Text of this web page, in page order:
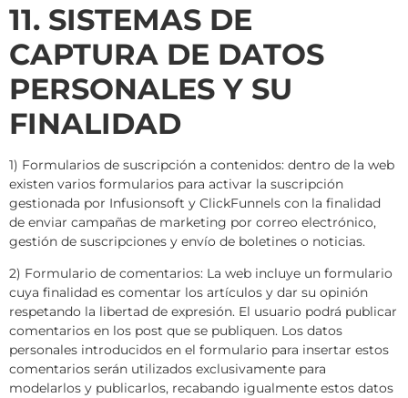
11. SISTEMAS DE
CAPTURA DE DATOS
PERSONALES Y SU
FINALIDAD
1) Formularios de suscripción a contenidos: dentro de la web
existen varios formularios para activar la suscripción
gestionada por Infusionsoft y ClickFunnels con la finalidad
de enviar campañas de marketing por correo electrónico,
gestión de suscripciones y envío de boletines o noticias.
2) Formulario de comentarios: La web incluye un formulario
cuya finalidad es comentar los artículos y dar su opinión
respetando la libertad de expresión. El usuario podrá publicar
comentarios en los post que se publiquen. Los datos
personales introducidos en el formulario para insertar estos
comentarios serán utilizados exclusivamente para
modelarlos y publicarlos, recabando igualmente estos datos